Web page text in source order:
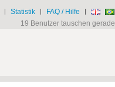
| Statistik | FAQ / Hilfe |
19 Benutzer tauschen gerade